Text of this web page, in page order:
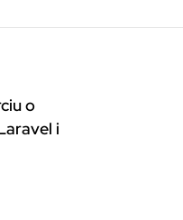
o
i